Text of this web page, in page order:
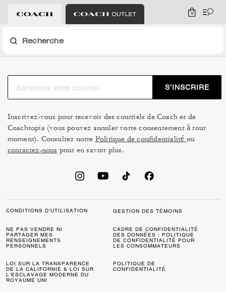
0
Recherche
S’INSCRIRE
Inscrivez-vous pour recevoir des courriels de Coach et de
Coachtopia (vous pouvez annuler votre consentement à tout
moment). Consultez notre Politique de confidentialité ou
contactez-nous pour en savoir plus.
CONDITIONS D’UTILISATION GESTION DES TÉMOINS
NE PAS VENDRE NI
PARTAGER MES
RENSEIGNEMENTS
PERSONNELS
CADRE DE CONFIDENTIALITÉ
DES DONNÉES : POLITIQUE
DE CONFIDENTIALITÉ POUR
LES CONSOMMATEURS
LOI SUR LA TRANSPARENCE
DE LA CALIFORNIE & LOI SUR
L’ESCLAVAGE MODERNE DU
ROYAUME UNI
POLITIQUE DE
CONFIDENTIALITÉ